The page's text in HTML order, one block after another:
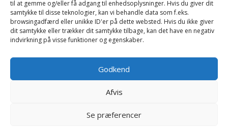
til at gemme og/eller få adgang til enhedsoplysninger. Hvis du giver dit
samtykke til disse teknologier, kan vi behandle data som f.eks.
browsingadfærd eller unikke ID'er på dette websted. Hvis du ikke giver
dit samtykke eller trækker dit samtykke tilbage, kan det have en negativ
indvirkning på visse funktioner og egenskaber.
Godkend
Afvis
Se præferencer